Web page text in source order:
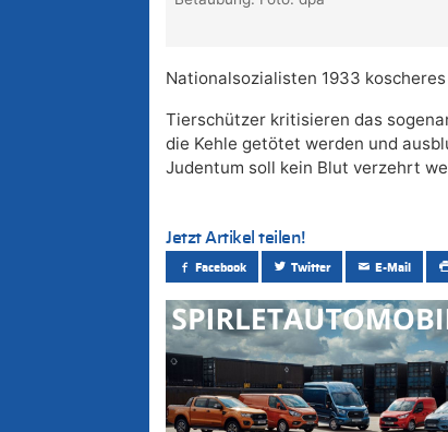
Nationalsozialisten 1933
Tierschützer kritisieren das
die Kehle getötet werden und
Judentum soll kein Blut verzehrt
Jetzt Artikel teilen!
Facebook Twitter E-Mail